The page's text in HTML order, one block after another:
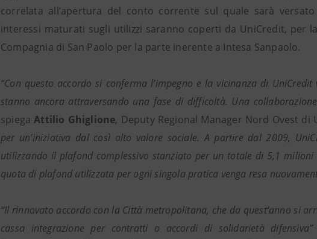
correlata all’apertura del conto corrente sul quale sarà
interessi maturati sugli utilizzi saranno coperti da UniCredit, per
Compagnia di San Paolo per la parte inerente a Intesa Sanpaolo.
“Con questo accordo si conferma l’impegno e la vicinanza di
stanno ancora attraversando una fase di difficoltà. Una
spiegaAttilio Ghiglione, Deputy Regional Manager Nord Ovest di
per un’iniziativa dal così alto valore sociale. A partire dal 2009,
utilizzando il plafond complessivo stanziato per un totale di 5,1
quota di plafond utilizzata per ogni singola pratica venga resa
“Il rinnovato accordo con la Città metropolitana, che da quest’anno si
cassa integrazione per contratti o accordi di solidarietà difensiva”